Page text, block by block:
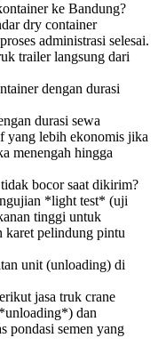
ke Bandung?
dry container
administrasi selesai.
trailer langsung dari
dengan durasi
durasi sewa
yang lebih ekonomis jika
menengah hingga
bocor saat dikirim?
*light test* (uji
tinggi untuk
karet pelindung pintu
unit (unloading) di
jasa truk crane
dan
pondasi semen yang